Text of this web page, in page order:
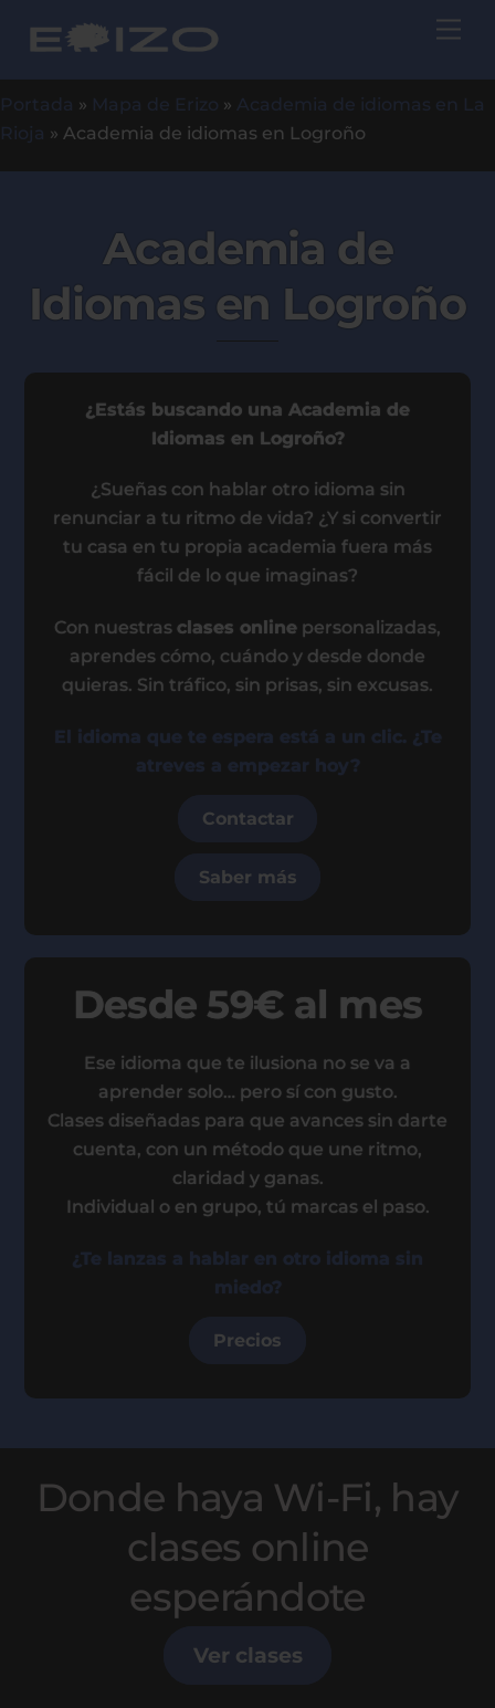
Portada » Mapa de Erizo » Academia de idiomas en La
Rioja » Academia de idiomas en Logroño
Academia de
Idiomas en Logroño
¿Estás buscando una Academia de
Idiomas en Logroño?
¿Sueñas con hablar otro idioma sin
renunciar a tu ritmo de vida? ¿Y si convertir
tu casa en tu propia academia fuera más
fácil de lo que imaginas?
Con nuestras clases online personalizadas,
aprendes cómo, cuándo y desde donde
quieras. Sin tráfico, sin prisas, sin excusas.
El idioma que te espera está a un clic. ¿Te
atreves a empezar hoy?
Contactar
Saber más
Desde 59€ al mes
Ese idioma que te ilusiona no se va a
aprender solo… pero sí con gusto.
Clases diseñadas para que avances sin darte
cuenta, con un método que une ritmo,
claridad y ganas.
Individual o en grupo, tú marcas el paso.
¿Te lanzas a hablar en otro idioma sin
miedo?
Precios
Donde haya Wi-Fi, hay
clases online
esperándote
Ver clases